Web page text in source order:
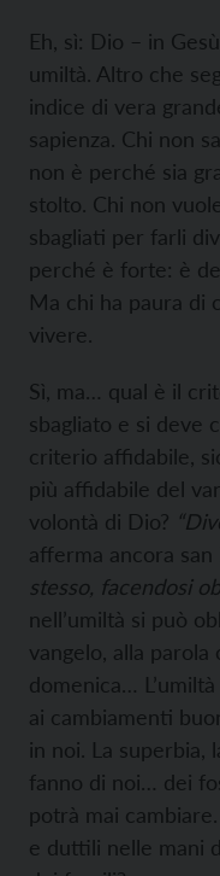
Eh, sì: Dio – in
umiltà. Altro che
indice di vera
sapienza. Chi non
non è perché sia
stolto. Chi non
sbagliati per farli
perché è forte: è
Ma chi ha paura di
vivere.
Sì, ma… qual è il
sbagliato e si deve
criterio affidabile,
più affidabile del
volontà di Dio?
afferma ancora san
stesso, facendosi
nell’umiltà si può
vangelo, alla parola
domenica…
ai cambiamenti
in noi. La superbia,
fanno di noi… dei
potrà mai
e duttili nelle mani